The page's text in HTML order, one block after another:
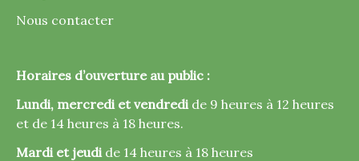
Nous contacter
Horaires d’ouverture au public :
Lundi, mercredi et vendredi de 9 heures à 12 heures
et de 14 heures à 18 heures.
Mardi et jeudi de 14 heures à 18 heures